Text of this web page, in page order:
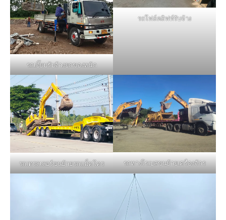
รถเฮี๊ยบรับจ้างยกของหนัก
รถโฟล์คลิฟท์รับจ้าง
รถเทรลเลอร์ขนย้ายรถแม็คโคร รถหางโรเบสขนย้ายเครื่องจักร